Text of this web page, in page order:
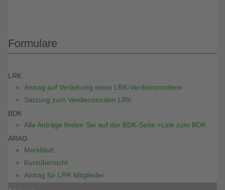
Formulare
LRK
Antrag auf Verleihung eines LRK-Verdienstordens
Satzung zum Verdienstorden LRK
BDK
Alle Anträge finden Sie auf der BDK-Seite >Link zum BDK
ARAG
Merkblatt
Kurzübersicht
Antrag für LRK Mitglieder